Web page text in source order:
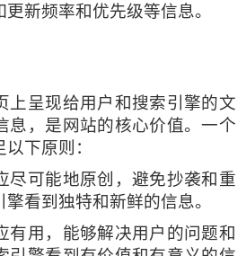
新频率和优先级等信息。
上呈现给用户和搜索引擎的文
息，是网站的核心价值。一个
下原则：
尽可能地原创，避免抄袭和重
看到独特和新鲜的信息。
有用，能够解决用户的问题和